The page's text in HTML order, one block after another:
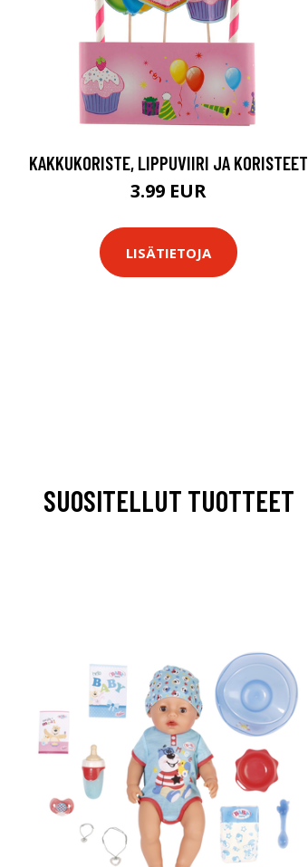
KAKKUKORISTE, LIPPUVIIRI JA KORISTEET
3.99 EUR
LISÄTIETOJA
SUOSITELLUT TUOTTEET